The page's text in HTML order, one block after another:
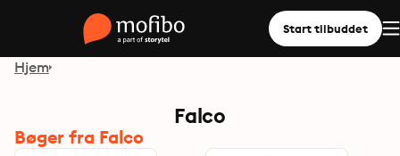
Start tilbuddet
Hjem
Falco
Bøger fra Falco